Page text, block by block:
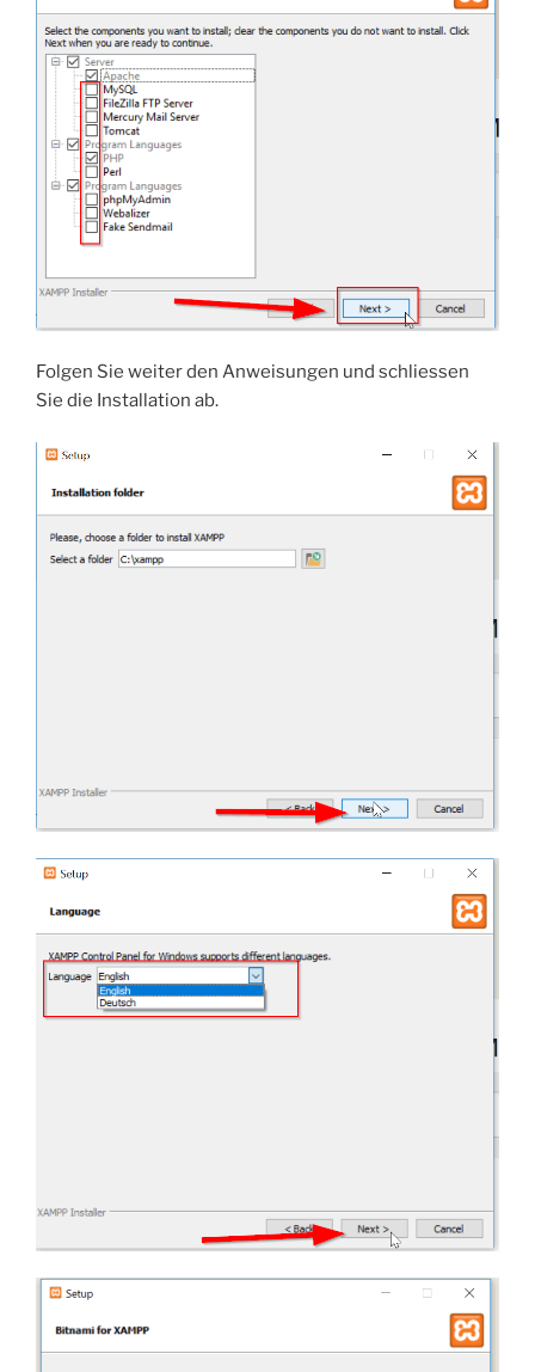
Folgen Sie weiter den Anweisungen und schliessen
Sie die Installation ab.